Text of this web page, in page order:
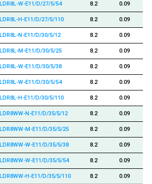
LDR8L-W-E11/D/27/5/54 8.2 0.09
LDR8L-H-E11/D/27/5/110 8.2 0.09
LDR8L-N-E11/D/30/5/12 8.2 0.09
LDR8L-M-E11/D/30/5/25 8.2 0.09
LDR8L-W-E11/D/30/5/38 8.2 0.09
LDR8L-W-E11/D/30/5/54 8.2 0.09
LDR8L-H-E11/D/30/5/110 8.2 0.09
LDR8WW-N-E11/D/35/5/12 8.2 0.09
LDR8WW-M-E11/D/35/5/25 8.2 0.09
LDR8WW-W-E11/D/35/5/38 8.2 0.09
LDR8WW-W-E11/D/35/5/54 8.2 0.09
LDR8WW-H-E11/D/35/5/110 8.2 0.09